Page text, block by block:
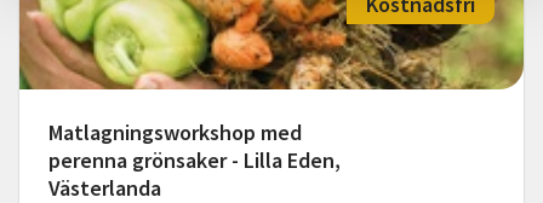
Matlagningsworkshop med
perenna grönsaker - Lilla Eden,
Västerlanda